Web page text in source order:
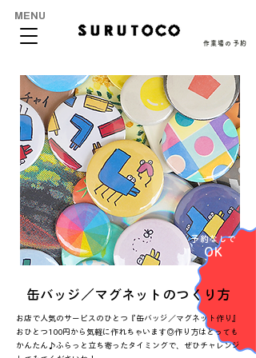
MENU
作業場の予約
​予約なしで
OK
缶バッジ／マグネットのつくり方
お店で人気のサービスのひとつ『缶バッジ／マグネット作り』
おひとつ100円から気軽に作れちゃいます◎作り方はとっても
かんたん♪ふらっと立ち寄ったタイミングで、ぜひチャレンジ